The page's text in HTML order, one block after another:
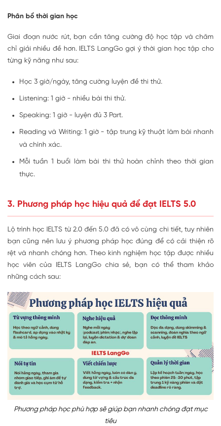
Phân bổ thời gian học
Giai đoạn nước rút, bạn cần tăng cường độ học tập và chăm
chỉ giải nhiều đề hơn. IELTS LangGo gợi ý thời gian học tập cho
từng kỹ năng như sau:
Học 3 giờ/ngày, tăng cường luyện đề thi thử.
Listening: 1 giờ - nhiều bài thi thử.
Speaking: 1 giờ - luyện đủ 3 Part.
Reading và Writing: 1 giờ - tập trung kỹ thuật làm bài nhanh
và chính xác.
Mỗi tuần 1 buổi làm bài thi thử hoàn chỉnh theo thời gian
thực.
3. Phương pháp học hiệu quả để đạt IELTS 5.0
Lộ trình học IELTS từ 2.0 đến 5.0 đã có vô cùng chi tiết, tuy nhiên
bạn cũng nên lưu ý phương pháp học đúng để có cải thiện rõ
rệt và nhanh chóng hơn. Theo kinh nghiệm học tập được nhiều
học viên của IELTS LangGo chia sẻ, bạn có thể tham khảo
những cách sau:
Phương pháp học phù hợp sẽ giúp bạn nhanh chóng đạt mục
tiêu